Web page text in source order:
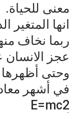
معنى للحياة.
انها
ربما نخاف
عجز
وحتى أظهرها
في أشهر